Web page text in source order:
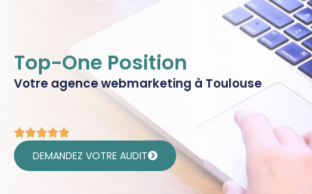
Top-One Position
Votre agence webmarketing à Toulouse
DEMANDEZ VOTRE AUDIT